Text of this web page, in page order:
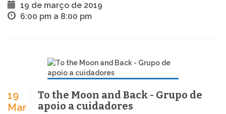
19 de março de 2019
6:00 pm a 8:00 pm
19
Mar
To the Moon and Back - Grupo de
apoio a cuidadores